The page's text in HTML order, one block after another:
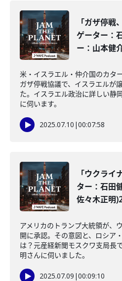
「ガザ停戦
ゲーター：
ー：山本健
米・イスラエル・仲介国のカタ
ガザ停戦協議で、イスラエルが
た。イスラエル政治に詳しい静
に伺います。
2025.07.10 |00:07:58
「ウクライ
ター：石田
佐々木正明
アメリカのトランプ大統領が、
開に承認。その意図と、ロシア
は？元産経新聞モスクワ支局長
明さんに伺いました。
2025.07.09 |00:09:10